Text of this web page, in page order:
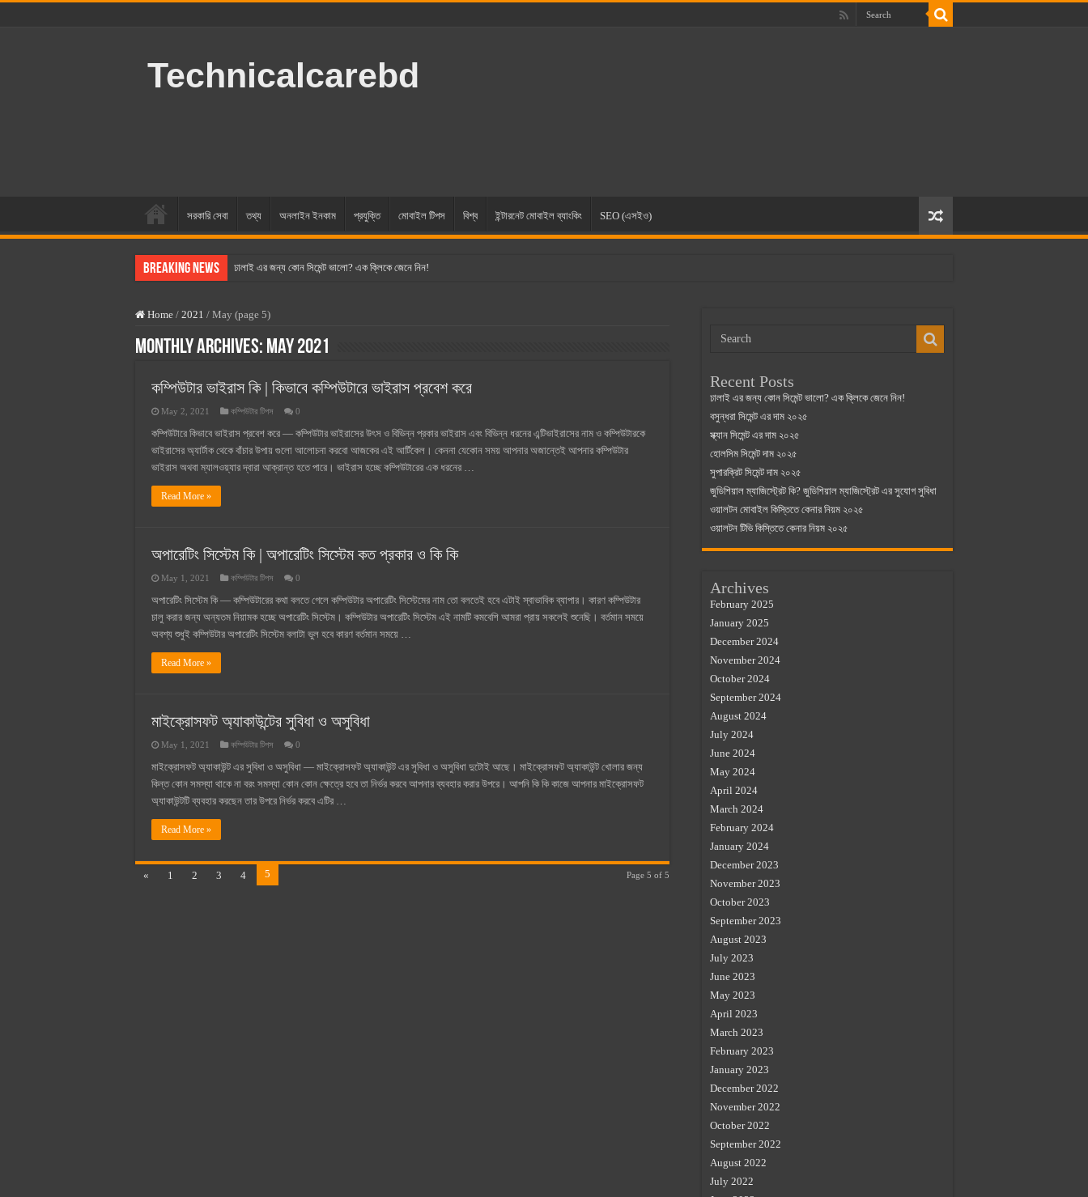
Technicalcarebd
সরকারি সেবা তথ্য অনলাইন ইনকাম প্রযুক্তি মোবাইল টিপস বিশ্ব ইন্টারনেট মোবাইল ব্যাংকিং SEO (এসইও)
Breaking News ঢালাই এর জন্য কোন সিমেন্ট ভালো? এক ক্লিকে জেনে নিন!
স্ক্যান সিমেন্ট এর দাম ২০২৫
হোলসিম সিমেন্ট দাম ২০২৫
জুডিশিয়াল ম্যাজিস্ট্রেট কি? জুডিশিয়াল ম্যাজিস্ট্রেট এর সুযোগ সুবিধা
ওয়ালটন টিভি কিস্তিতে কেনার নিয়ম ২০২৫
গ্রামে লাভজনক ব্যবসা ২০২৫ ও গ্রামের বাজারে ব্যবসার আইডিয়া
Home / 2021 / May (page 5)
Monthly Archives: May 2021
কম্পিউটার ভাইরাস কি | কিভাবে কম্পিউটারে ভাইরাস প্রবেশ করে
May 2, 2021 কম্পিউটার টিপস 0
কম্পিউটারে কিভাবে ভাইরাস প্রবেশ করে — কম্পিউটার ভাইরাসের উৎস ও বিভিন্ন প্রকার ভাইরাস এবং বিভিন্ন ধরনের এন্টিভাইরাসের নাম ও কম্পিউটারকে
ভাইরাসের অ্যার্টাক থেকে বাঁচার উপায় গুলো আলোচনা করবো আজকের এই আর্টিকেল। কেননা যেকোন সময় আপনার অজান্তেই আপনার কম্পিউটার
ভাইরাস অথবা ম্যালওয়্যার দ্বারা আক্রান্ত হতে পারে। ভাইরাস হচ্ছে কম্পিউটারের এক ধরনের …
Read More »
অপারেটিং সিস্টেম কি | অপারেটিং সিস্টেম কত প্রকার ও কি কি
May 1, 2021 কম্পিউটার টিপস 0
অপারেটিং সিস্টেম কি — কম্পিউটারের কথা বলতে গেলে কম্পিউটার অপারেটিং সিস্টেমের নাম তো বলতেই হবে এটাই স্বাভাবিক ব্যাপার। কারণ কম্পিউটার
চালু করার জন্য অন্যতম নিয়ামক হচ্ছে অপারেটিং সিস্টেম। কম্পিউটার অপারেটিং সিস্টেম এই নামটি কমবেশি আমরা প্রায় সকলেই শুনেছি। বর্তমান সময়ে
অবশ্য শুধুই কম্পিউটার অপারেটিং সিস্টেম বলাটা ভুল হবে কারণ বর্তমান সময়ে …
Read More »
মাইক্রোসফট অ্যাকাউন্টের সুবিধা ও অসুবিধা
May 1, 2021 কম্পিউটার টিপস 0
মাইক্রোসফট অ্যাকাউন্ট এর সুবিধা ও অসুবিধা — মাইক্রোসফট অ্যাকাউন্ট এর সুবিধা ও অসুবিধা দুটোই আছে। মাইক্রোসফট অ্যাকাউন্ট খোলার জন্য
কিন্ত কোন সমস্যা থাকে না বরং সমস্যা কোন কোন ক্ষেত্রে হবে তা নির্ভর করবে আপনার ব্যবহার করার উপরে। আপনি কি কি কাজে আপনার মাইক্রোসফট
অ্যাকাউন্টটি ব্যবহার করছেন তার উপরে নির্ভর করবে এটির …
Read More »
Page 5 of 5
« 1 2 3 4 5
Recent Posts
ঢালাই এর জন্য কোন সিমেন্ট ভালো? এক ক্লিকে জেনে নিন!
বসুন্ধরা সিমেন্ট এর দাম ২০২৫
স্ক্যান সিমেন্ট এর দাম ২০২৫
হোলসিম সিমেন্ট দাম ২০২৫
সুপারক্রিট সিমেন্ট দাম ২০২৫
জুডিশিয়াল ম্যাজিস্ট্রেট কি? জুডিশিয়াল ম্যাজিস্ট্রেট এর সুযোগ সুবিধা
ওয়ালটন মোবাইল কিস্তিতে কেনার নিয়ম ২০২৫
ওয়ালটন টিভি কিস্তিতে কেনার নিয়ম ২০২৫
Archives
February 2025
January 2025
December 2024
November 2024
October 2024
September 2024
August 2024
July 2024
June 2024
May 2024
April 2024
March 2024
February 2024
January 2024
December 2023
November 2023
October 2023
September 2023
August 2023
July 2023
June 2023
May 2023
April 2023
March 2023
February 2023
January 2023
December 2022
November 2022
October 2022
September 2022
August 2022
July 2022